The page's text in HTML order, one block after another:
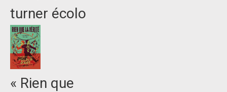
turner écolo
« Rien que